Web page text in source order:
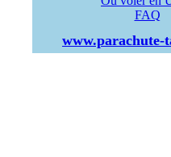
FAQ
www.parachute-